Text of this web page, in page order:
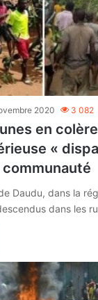
2020 3 082
en
«
Daudu, dans la
dans les